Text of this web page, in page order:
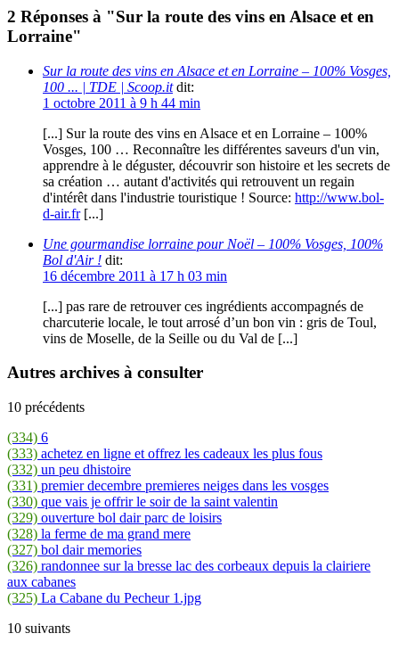
2 Réponses à "Sur la route des vins en Alsace et en
Lorraine"
Sur la route des vins en Alsace et en Lorraine – 100% Vosges,
100 ... | TDE | Scoop.itdit:
1 octobre 2011 à 9 h 44 min
[...] Sur la route des vins en Alsace et en Lorraine – 100%
Vosges, 100 … Reconnaître les différentes saveurs d'un vin,
apprendre à le déguster, découvrir son histoire et les secrets de
sa création … autant d'activités qui retrouvent un regain
d'intérêt dans l'industrie touristique ! Source: http://www.bol-
d-air.fr[...]
Une gourmandise lorraine pour Noël – 100% Vosges, 100%
Bol d'Air ! dit:
16 décembre 2011 à 17 h 03 min
[...] pas rare de retrouver ces ingrédients accompagnés de
charcuterie locale, le tout arrosé d’un bon vin : gris de Toul,
vins de Moselle, de la Seille ou du Val de [...]
Autres archives à consulter
10 précédents
(334) 6
(333) achetez en ligne et offrez les cadeaux les plus fous
(332) un peu dhistoire
(331) premier decembre premieres neiges dans les vosges
(330) que vais je offrir le soir de la saint valentin
(329) ouverture bol dair parc de loisirs
(328) la ferme de ma grand mere
(327) bol dair memories
(326) randonnee sur la bresse lac des corbeaux depuis la clairiere
aux cabanes
(325) La Cabane du Pecheur 1.jpg
10 suivants